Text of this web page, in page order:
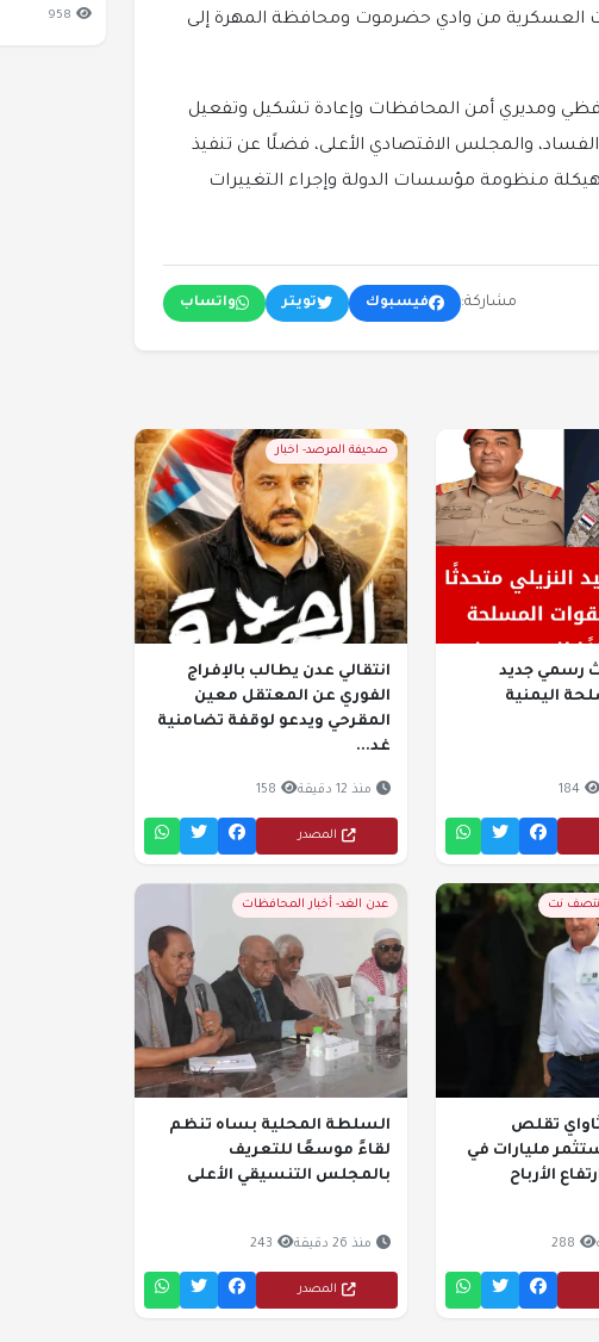
العسكرية من وادي حضرموت ومحافظة المهرة إلى
ومديري أمن المحافظات وإعادة تشكيل وتفعيل
والمجلس الاقتصادي الأعلى، فضلًا عن تنفيذ
منظومة مؤسسات الدولة وإجراء التغييرات
مشاركة: فيسبوك تويتر واتساب
رسمي جديد
اليمنية
184
صحيفة المرصد- اخبار
انتقالي عدن يطالب بالإفراج
الفوري عن المعتقل معين
المقرحي ويدعو لوقفة تضامنية
غد...
منذ 12 دقيقة 158
المصدر
نت
تقلص
مليارات في
الأرباح
288
عدن الغد- أخبار المحافظات
السلطة المحلية بساه تنظم
لقاءً موسعًا للتعريف
بالمجلس التنسيقي الأعلى
منذ 26 دقيقة 243
المصدر
958